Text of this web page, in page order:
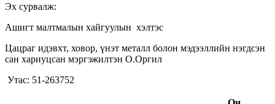
Эх сурвалж:
Ашигт малтмалын хайгуулын хэлтэс
Цацраг идэвхт, ховор, үнэт металл болон мэдээллийн нэгдсэн
сан хариуцсан мэргэжилтэн О.Оргил
Утас: 51-263752